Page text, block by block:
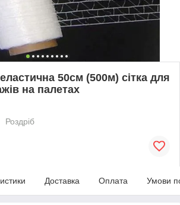
50см (500м) сітка для
на палетах
Роздріб
Доставка Оплата Умови